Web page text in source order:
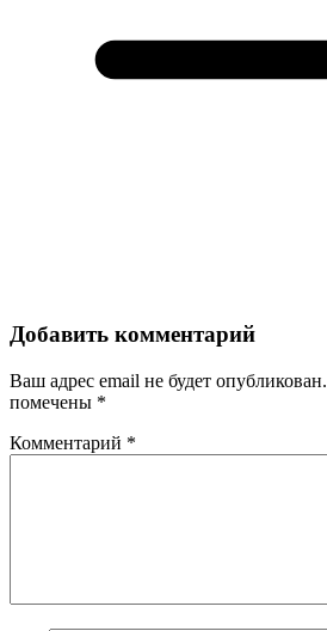
Добавить комментарий
Ваш адрес email не будет опубликован.
помечены *
Комментарий *